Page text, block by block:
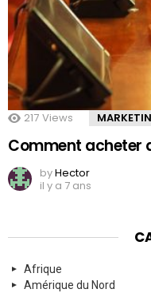
217 Views
Comment acheter
byHector
il y a 7 ans
Afrique
Amérique du Nord